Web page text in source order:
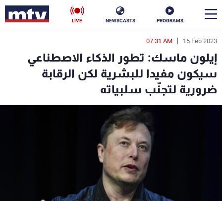
PROGRAMS
NEWSCASTS
LIVE
15 Feb 2023
07:31 AM
إيلون ماسك: تطور الذكاء الاصطناعي
سيكون مفيدا للبشرية لكن الرقابة
ضرورية لتجنّب سلبياته
en
الأخبار
سياسة ناس
رياضة